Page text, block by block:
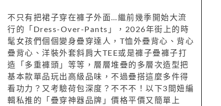
不只有把裙子穿在褲子外面…繼前幾季開始大流
行的「Dress-Over-Pants」，2026年街上的時
髦女孩們個個變身疊穿達人，T恤外疊背心、背心
疊背心、洋裝外套斜肩大TEE或是褲子疊褲子打
造「多重褲頭」等等，層層堆疊的多層次造型把
基本款單品玩出高級品味，不過疊搭這麼多件得
看功力？又考驗荷包深度？不不不！以下3間妞編
輯私推的「疊穿神器品牌」價格平價又簡單上